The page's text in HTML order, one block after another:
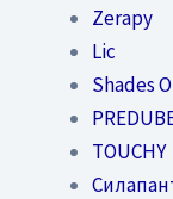
Zerapy
Lic
Shades
TOUCHY